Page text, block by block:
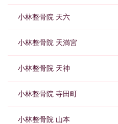
小林整骨院 天六
小林整骨院 天満宮
小林整骨院 天神
小林整骨院 寺田町
小林整骨院 山本